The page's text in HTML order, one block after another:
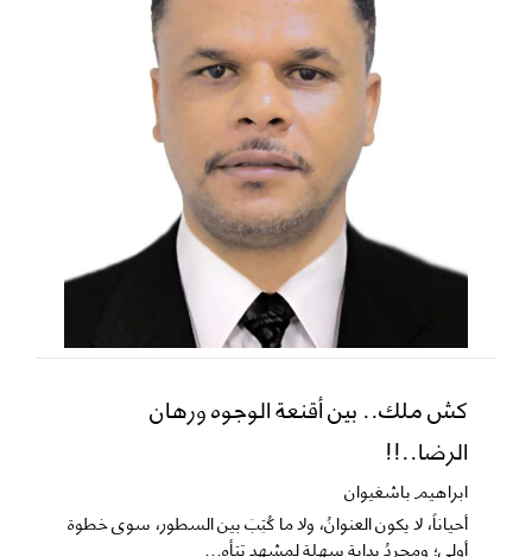
كش ملك.. بين أقنعة الوجوه ورهان
الرضا..!!
ابراهيم باشغيوان
​أحياناً، لا يكون العنوانُ، ولا ما كُتِبَ بين السطور، سوى خطوة
أولى؛ ومجردُ بدايةٍ سهلةٍ لمشهدٍ تتأه...